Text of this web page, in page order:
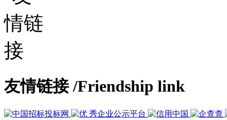
友情链接/Friendship link